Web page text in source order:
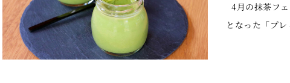
4月の抹茶フ
となった「プ
を上回る反響